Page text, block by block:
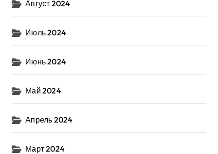
Август 2024
Июль 2024
Июнь 2024
Май 2024
Апрель 2024
Март 2024